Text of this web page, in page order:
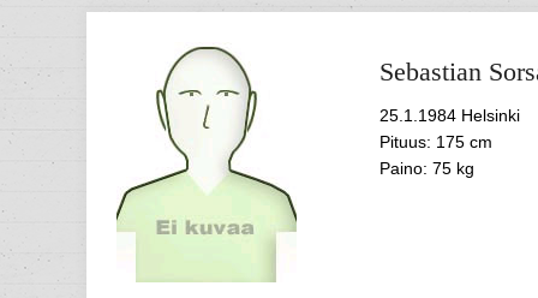
Sebastian
25.1.1984 Helsinki
Pituus: 175 cm
Paino: 75 kg